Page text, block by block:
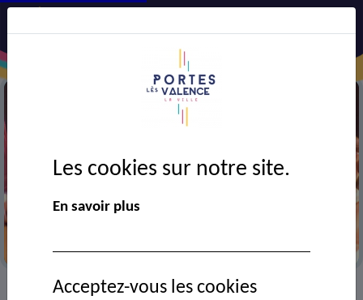
> VIE MUNICIPALE > Ressources documentaires
Les cookies sur notre site.
En savoir plus
Acceptez-vous les cookies